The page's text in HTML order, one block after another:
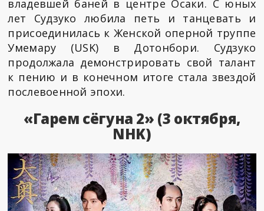
владевшей баней в центре Осаки. С юных
лет Судзуко любила петь и танцевать и
присоединилась к Женской оперной труппе
Умемару (USK) в Дотонбори. Судзуко
продолжала демонстрировать свой талант
к пению и в конечном итоге стала звездой
послевоенной эпохи.
«Гарем сёгуна 2» (3 октября,
NHK)